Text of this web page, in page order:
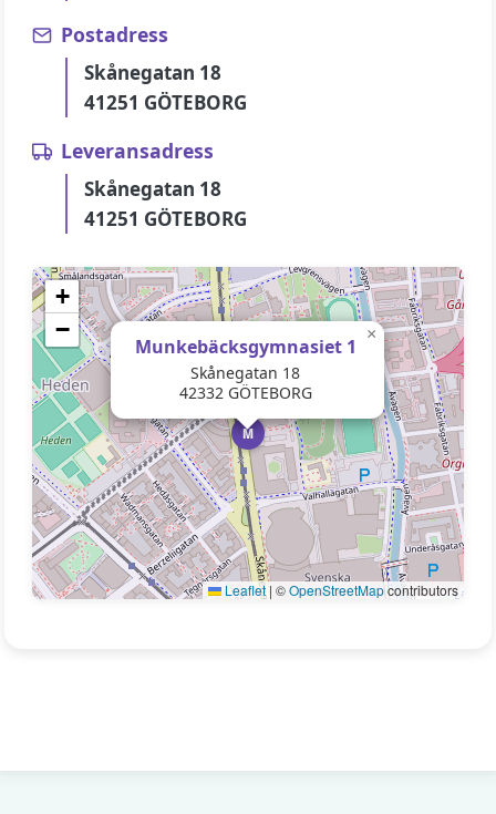
Postadress
Skånegatan 18
41251 GÖTEBORG
Leveransadress
Skånegatan 18
41251 GÖTEBORG
M
Munkebäcksgymnasiet 1
Skånegatan 18
42332 GÖTEBORG
×
+
−
Leaflet | ©OpenStreetMapcontributors